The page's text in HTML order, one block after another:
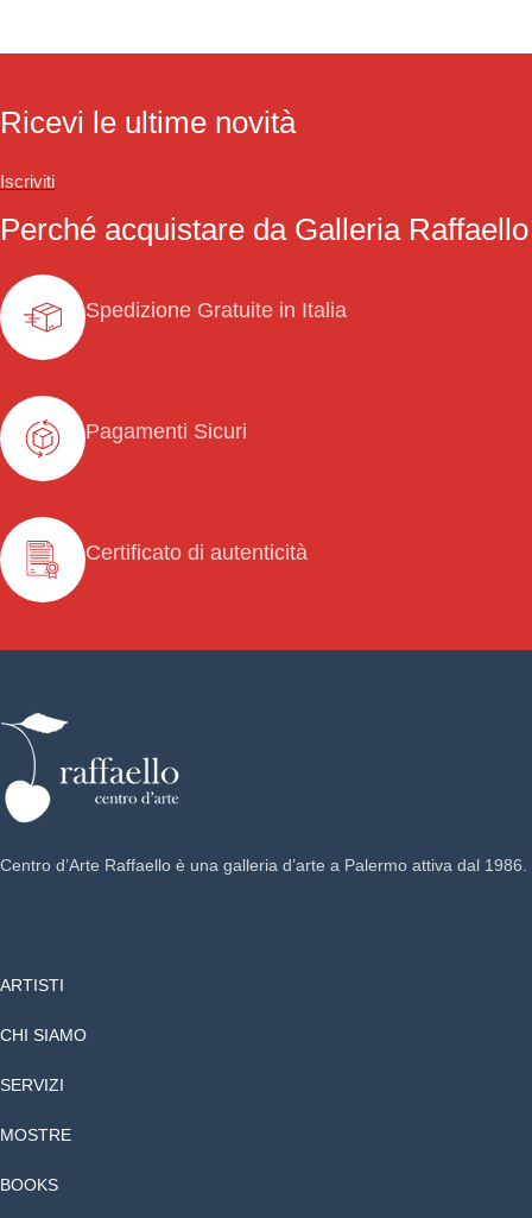
Ricevi le ultime novità
Iscriviti
Perché acquistare da Galleria Raffaello
Spedizione Gratuite in Italia
Pagamenti Sicuri
Certificato di autenticità
Centro d’Arte Raffaello è una galleria d’arte a Palermo attiva dal 1986.
ARTISTI
CHI SIAMO
SERVIZI
MOSTRE
BOOKS